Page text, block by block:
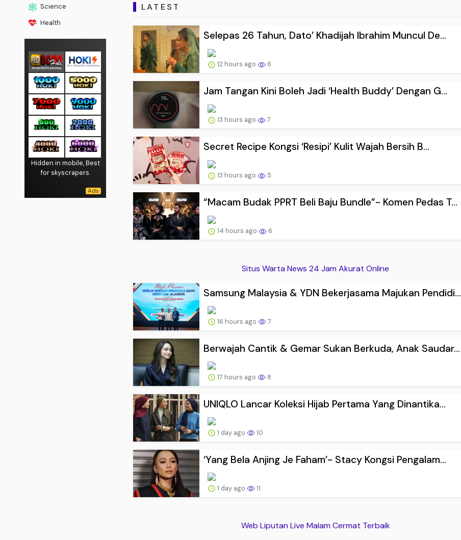
Science
Health
Hidden in mobile, Best
for skyscrapers.
LATEST
Selepas 26 Tahun, Dato’ Khadijah Ibrahim Muncul De...
12 hours ago 6
Jam Tangan Kini Boleh Jadi ‘Health Buddy’ Dengan G...
13 hours ago 7
Secret Recipe Kongsi ‘Resipi’ Kulit Wajah Bersih B...
13 hours ago 5
“Macam Budak PPRT Beli Baju Bundle”- Komen Pedas T...
14 hours ago 6
Situs Warta News 24 Jam Akurat Online
Samsung Malaysia & YDN Bekerjasama Majukan Pendidi...
16 hours ago 7
Berwajah Cantik & Gemar Sukan Berkuda, Anak Saudar...
17 hours ago 8
UNIQLO Lancar Koleksi Hijab Pertama Yang Dinantika...
1 day ago 10
‘Yang Bela Anjing Je Faham’- Stacy Kongsi Pengalam...
1 day ago 11
Web Liputan Live Malam Cermat Terbaik